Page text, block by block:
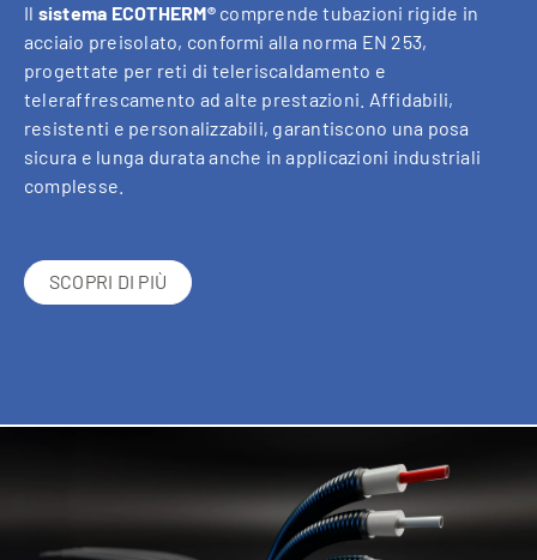
Il sistema ECOTHERM®comprende tubazioni rigide in
acciaio preisolato, conformi alla norma EN 253,
progettate per reti di teleriscaldamento e
teleraffrescamento ad alte prestazioni. Affidabili,
resistenti e personalizzabili, garantiscono una posa
sicura e lunga durata anche in applicazioni industriali
complesse.
SCOPRI DI PIÙ